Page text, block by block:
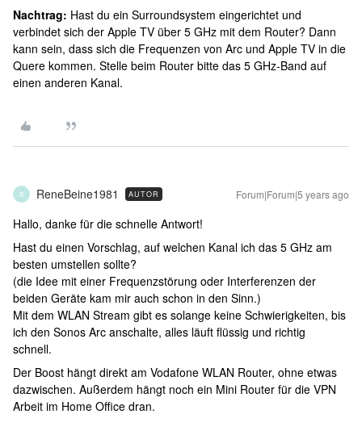
Nachtrag: Hast du ein Surroundsystem eingerichtet und
verbindet sich der Apple TV über 5 GHz mit dem Router? Dann
kann sein, dass sich die Frequenzen von Arc und Apple TV in die
Quere kommen. Stelle beim Router bitte das 5 GHz-Band auf
einen anderen Kanal.
R ReneBeine1981 AUTOR Forum|Forum|5 years ago
Hallo, danke für die schnelle Antwort!
Hast du einen Vorschlag, auf welchen Kanal ich das 5 GHz am
besten umstellen sollte?
(die Idee mit einer Frequenzstörung oder Interferenzen der
beiden Geräte kam mir auch schon in den Sinn.)
Mit dem WLAN Stream gibt es solange keine Schwierigkeiten, bis
ich den Sonos Arc anschalte, alles läuft flüssig und richtig
schnell.
Der Boost hängt direkt am Vodafone WLAN Router, ohne etwas
dazwischen. Außerdem hängt noch ein Mini Router für die VPN
Arbeit im Home Office dran.